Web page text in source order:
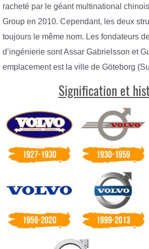
racheté par le géant multinational
Group en 2010. Cependant, les deux
toujours le même nom. Les fondateurs
d’ingénierie sont Assar Gabrielsson et
emplacement est la ville de Göteborg
Signification et